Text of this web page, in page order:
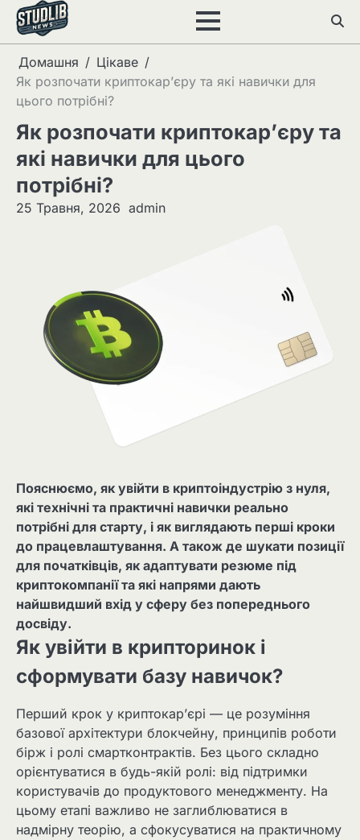
Перейти
вмісту
Домашня
Цікаве
Як розпочати криптокар’єру та які навички для
цього потрібні?
Як розпочати криптокар’єру та
які навички для цього
потрібні?
25 Травня, 2026 admin
Пояснюємо, як увійти в криптоіндустрію з нуля,
які технічні та практичні навички реально
потрібні для старту, і як виглядають перші кроки
до працевлаштування. А також де шукати позиції
для початківців, як адаптувати резюме під
криптокомпанії та які напрями дають
найшвидший вхід у сферу без попереднього
досвіду.
Як увійти в крипторинок і
сформувати базу навичок?
Перший крок у криптокар’єрі — це розуміння
базової архітектури блокчейну, принципів роботи
бірж і ролі смартконтрактів. Без цього складно
орієнтуватися в будь-якій ролі: від підтримки
користувачів до продуктового менеджменту. На
цьому етапі важливо не заглиблюватися в
надмірну теорію, а сфокусуватися на практичному